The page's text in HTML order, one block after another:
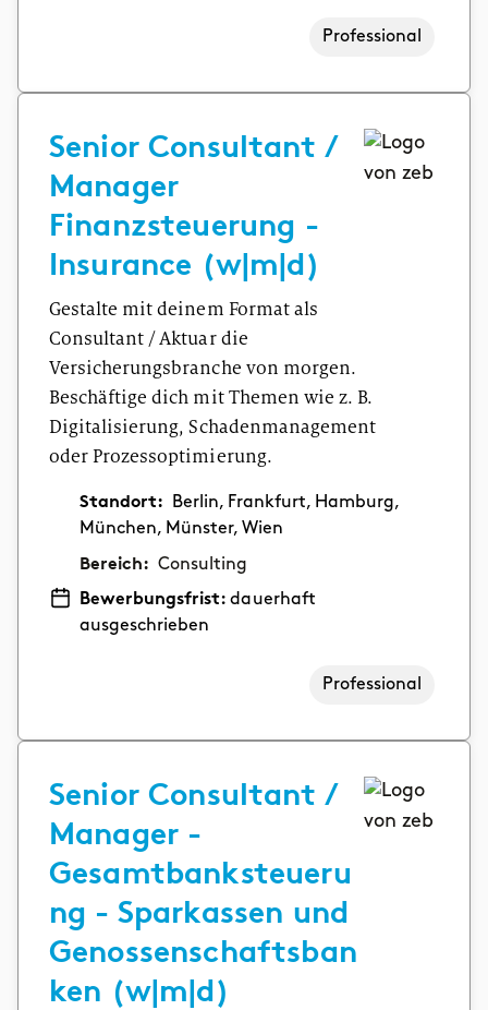
Professional
Senior Consultant /
Manager
Finanzsteuerung -
Insurance (w|m|d)
Gestalte mit deinem Format als
Consultant / Aktuar die
Versicherungsbranche von morgen.
Beschäftige dich mit Themen wie z. B.
Digitalisierung, Schadenmanagement
oder Prozessoptimierung.
Standort:
Berlin, Frankfurt, Hamburg,
München, Münster, Wien
Bereich: Consulting
Bewerbungsfrist:dauerhaft
ausgeschrieben
Professional
Senior Consultant /
Manager -
Gesamtbanksteueru
ng - Sparkassen und
Genossenschaftsban
ken (w|m|d)